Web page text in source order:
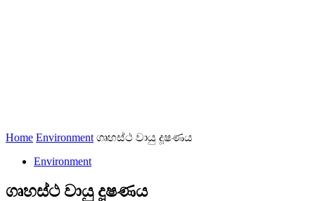
Home Environment ගෘහස්ථ වායු දූෂණය
Environment
ගෘහස්ථ වායු දූෂණය